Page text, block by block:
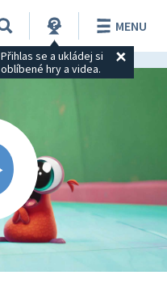
Přihlas se a ukládej si
oblíbené hry a videa.
MENU